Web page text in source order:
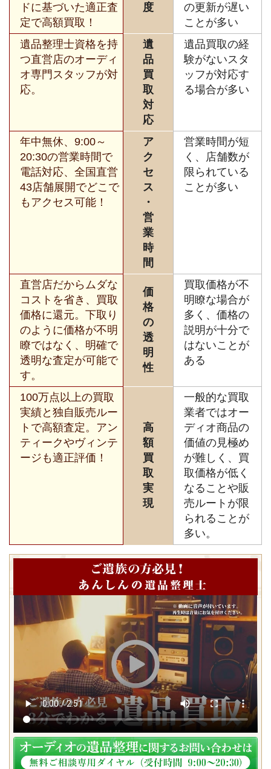
ドに基づいた適正査
定で高額買取！
度
の更新が遅い
ことが多い
遺品整理士資格を持
つ直営店のオーディ
オ専門スタッフが対
応。
遺
品
買
取
対
応
遺品買取の経
験がないスタ
ッフが対応す
る場合が多い
年中無休、9:00～
20:30の営業時間で
電話対応、全国直営
43店舗展開でどこで
もアクセス可能！
ア
ク
セ
ス
・
営
業
時
間
営業時間が短
く、店舗数が
限られている
ことが多い
直営店だからムダな
コストを省き、買取
価格に還元。下取り
のように価格が不明
瞭ではなく、明確で
透明な査定が可能で
す。
価
格
の
透
明
性
買取価格が不
明瞭な場合が
多く、価格の
説明が十分で
はないことが
ある
100万点以上の買取
実績と独自販売ルー
トで高額査定。アン
ティークやヴィンテ
ージも適正評価！
高
額
買
取
実
現
一般的な買取
業者ではオー
ディオ商品の
価値の見極め
が難しく、買
取価格が低く
なることや販
売ルートが限
られることが
多い。